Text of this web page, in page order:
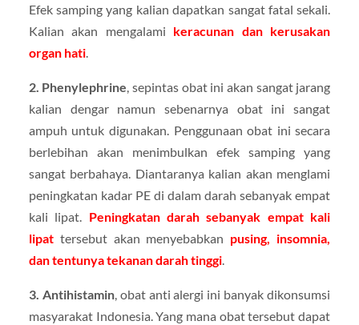
Efek samping yang kalian dapatkan sangat fatal sekali.
Kalian akan mengalami keracunan dan kerusakan
organ hati.
2. Phenylephrine, sepintas obat ini akan sangat jarang
kalian dengar namun sebenarnya obat ini sangat
ampuh untuk digunakan. Penggunaan obat ini secara
berlebihan akan menimbulkan efek samping yang
sangat berbahaya. Diantaranya kalian akan menglami
peningkatan kadar PE di dalam darah sebanyak empat
kali lipat. Peningkatan darah sebanyak empat kali
lipattersebut akan menyebabkan pusing, insomnia,
dan tentunya tekanan darah tinggi.
3. Antihistamin, obat anti alergi ini banyak dikonsumsi
masyarakat Indonesia. Yang mana obat tersebut dapat